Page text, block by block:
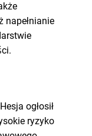
napełnianie
ogłosił
ryzyko